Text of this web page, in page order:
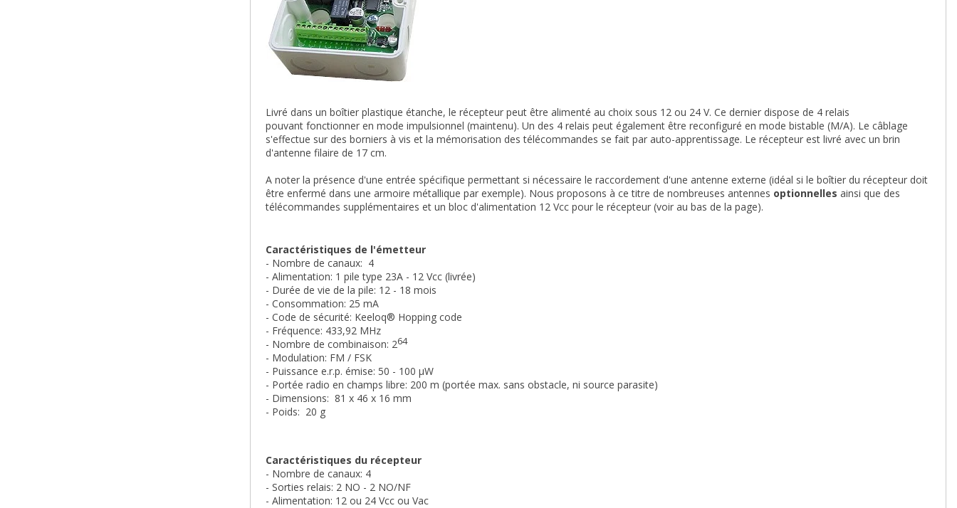
Livré dans un boîtier plastique étanche, le récepteur peut être alimenté au choix sous 12 ou 24 V. Ce dernier dispose de 4 relais
pouvant fonctionner en mode impulsionnel (maintenu). Un des 4 relais peut également être reconfiguré en mode bistable (M/A). Le câblage
s'effectue sur des borniers à vis et la mémorisation des télécommandes se fait par auto-apprentissage. Le récepteur est livré avec un brin
d'antenne filaire de 17 cm.
A noter la présence d'une entrée spécifique permettant si nécessaire le raccordement d'une antenne externe (idéal si le boîtier du récepteur doit
être enfermé dans une armoire métallique par exemple). Nous proposons à ce titre de nombreuses antennes optionnelles ainsi que des
télécommandes supplémentaires et un bloc d'alimentation 12 Vcc pour le récepteur (voir au bas de la page).
Caractéristiques de l'émetteur
- Nombre de canaux: 4
- Alimentation: 1 pile type 23A - 12 Vcc (livrée)
- Durée de vie de la pile: 12 - 18 mois
- Consommation: 25 mA
- Code de sécurité: Keeloq® Hopping code
- Fréquence: 433,92 MHz
- Nombre de combinaison: 264
- Modulation: FM / FSK
- Puissance e.r.p. émise: 50 - 100 µW
- Portée radio en champs libre: 200 m (portée max. sans obstacle, ni source parasite)
- Dimensions: 81 x 46 x 16 mm
- Poids: 20 g
Caractéristiques du récepteur
- Nombre de canaux: 4
- Sorties relais: 2 NO - 2 NO/NF
- Alimentation: 12 ou 24 Vcc ou Vac